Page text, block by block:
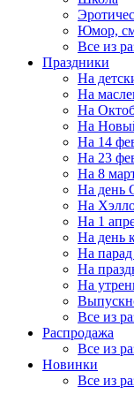
Юмор,
Все из
Праздники
На
На
На
На
На 14
На 23
На 8
На день
На
На 1
На день
На
На
На
Все из
Распродажа
Все из
Новинки
Все из